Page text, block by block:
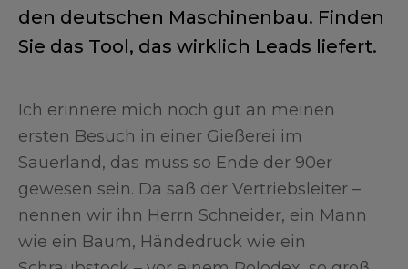
den deutschen Maschinenbau. Finden
Sie das Tool, das wirklich Leads liefert.
Ich erinnere mich noch gut an meinen
ersten Besuch in einer Gießerei im
Sauerland, das muss so Ende der 90er
gewesen sein. Da saß der Vertriebsleiter –
nennen wir ihn Herrn Schneider, ein Mann
wie ein Baum, Händedruck wie ein